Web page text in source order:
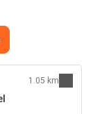
1.05 km